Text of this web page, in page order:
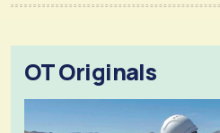
OT Originals